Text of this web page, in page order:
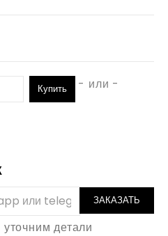
Купить - или -
ЗАКАЗАТЬ
детали